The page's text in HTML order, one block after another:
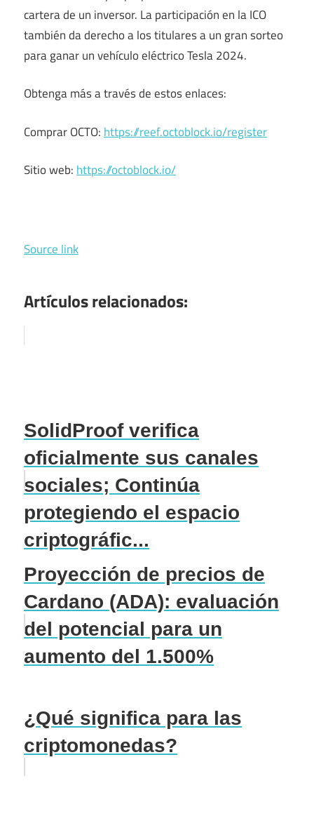
cartera de un inversor. La participación en la ICO
también da derecho a los titulares a un gran sorteo
para ganar un vehículo eléctrico Tesla 2024.
Obtenga más a través de estos enlaces:
Comprar OCTO: https://reef.octoblock.io/register
Sitio web: https://octoblock.io/
Source link
Artículos relacionados:
SolidProof verifica
oficialmente sus canales
sociales; Continúa
protegiendo el espacio
criptográfic...
Proyección de precios de
Cardano (ADA): evaluación
del potencial para un
aumento del 1.500%
¿Qué significa para las
criptomonedas?